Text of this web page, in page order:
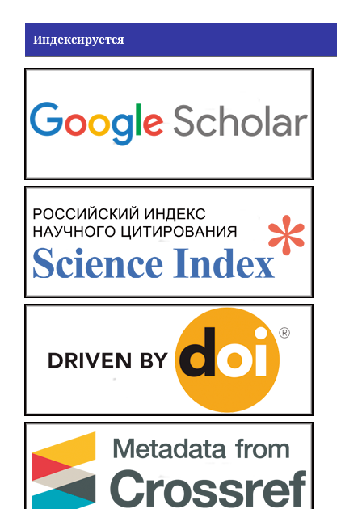
Индексируется